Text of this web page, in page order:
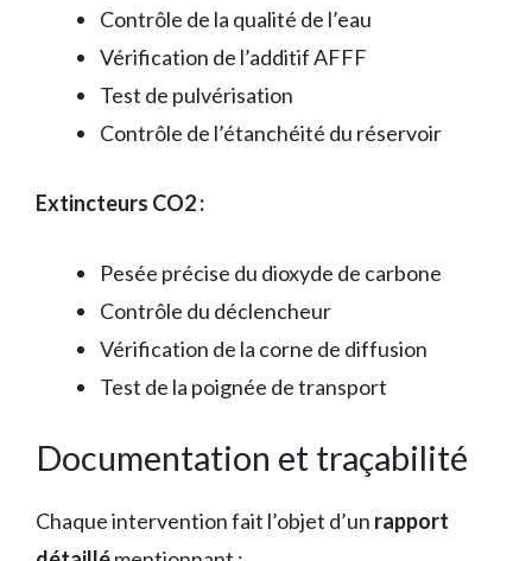
Contrôle de la qualité de l’eau
Vérification de l’additif AFFF
Test de pulvérisation
Contrôle de l’étanchéité du réservoir
Extincteurs CO2 :
Pesée précise du dioxyde de carbone
Contrôle du déclencheur
Vérification de la corne de diffusion
Test de la poignée de transport
Documentation et traçabilité
Chaque intervention fait l’objet d’un rapport